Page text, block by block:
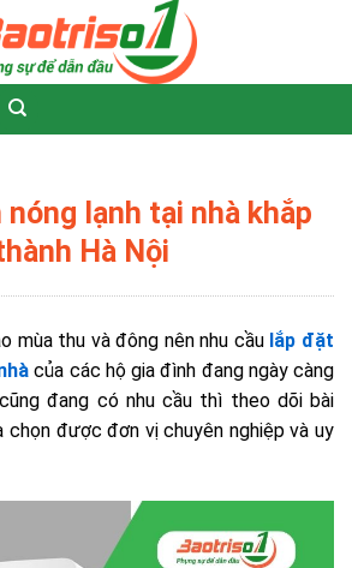
lạnh tại nhà khắp
Hà Nội
mùa thu và đông nên nhu cầu lắp đặt
của các hộ gia đình đang ngày càng
đang có nhu cầu thì theo dõi bài
được đơn vị chuyên nghiệp và uy